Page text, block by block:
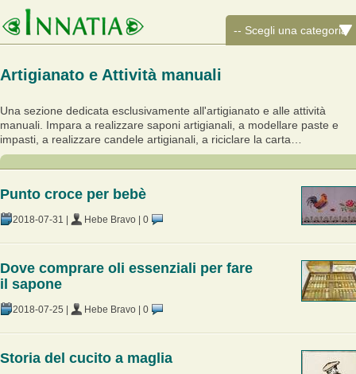
Artigianato e Attività manuali
Una sezione dedicata esclusivamente all'artigianato e alle attività
manuali. Impara a realizzare saponi artigianali, a modellare paste e
impasti, a realizzare candele artigianali, a riciclare la carta…
Punto croce per bebè
2018-07-31 Hebe Bravo 0
Dove comprare oli essenziali per fare
il sapone
2018-07-25 Hebe Bravo 0
Storia del cucito a maglia